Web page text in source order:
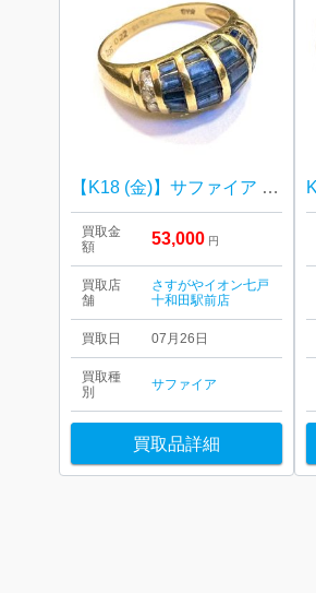
【K18 (金)】サファイア / メレダイヤ / リング
買取金
額
53,000 円
買取店
舗
さすがやイオン七戸
十和田駅前店
買取日 07月26日
買取種
別
サファイア
買取品詳細